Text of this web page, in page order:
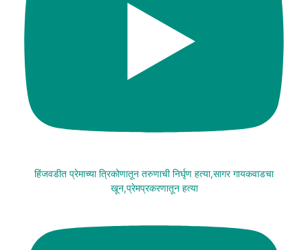
हिंजवडीत प्रेमाच्या त्रिकोणातून तरुणाची निर्घृण हत्या,सागर गायकवाडचा
खून,प्रेमप्रकरणातून हत्या